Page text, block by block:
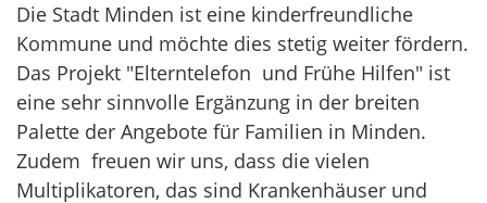
Die Stadt Minden ist eine kinderfreundliche
Kommune und möchte dies stetig weiter fördern.
Das Projekt "Elterntelefon und Frühe Hilfen" ist
eine sehr sinnvolle Ergänzung in der breiten
Palette der Angebote für Familien in Minden.
Zudem freuen wir uns, dass die vielen
Multiplikatoren, das sind Krankenhäuser und